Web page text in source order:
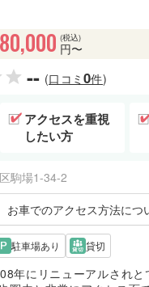
(税込)
円〜
-- (口コミ0件)
アクセスを重視
したい方
駒場1-34-2
お車でのアクセス方法につ
駐車場あり 貸切
年にリニューアルされと